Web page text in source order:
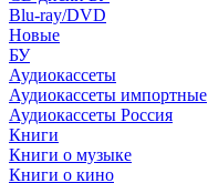
Blu-ray/DVD
Новые
БУ
Аудиокассеты
Аудиокассеты импортные
Аудиокассеты Россия
Книги
Книги о музыке
Книги о кино